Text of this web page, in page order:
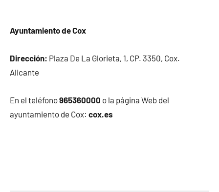
Ayuntamiento de Cox
Dirección: Plaza De La Glorieta, 1, CP. 3350, Cox.
Alicante
En el teléfono965360000 o la página Web del
ayuntamiento de Cox: cox.es